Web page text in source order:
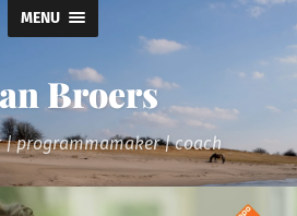
MENU
Broers
programmamaker | coach